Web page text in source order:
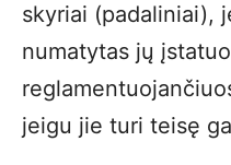
skyriai (padaliniai),
numatytas jų
jeigu jie turi teisę